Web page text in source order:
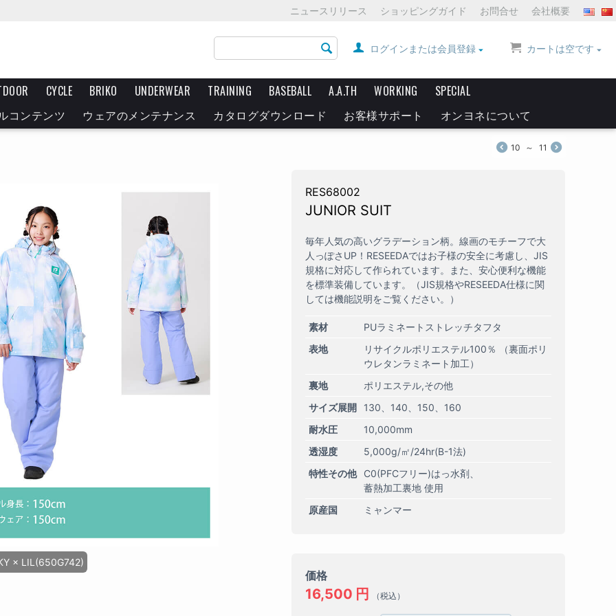
ニュースリリース ショッピングガイド お問合せ 会社概要
カートは空です
ログインまたは会員登録
CYCLE BRIKO UNDERWEAR TRAINING BASEBALL A.A.TH WORKING
SPECIAL
コンテンツ
ウェアのメンテナンス カタログダウンロード お客様サポート オンヨネについて
10 ～ 11
× LIL(650G742)
RES68002
JUNIOR SUIT
毎年人気の高いグラデーション柄。線画のモチーフで大
人っぽさUP！RESEEDAではお子様の安全に考慮し、JIS
規格に対応して作られています。また、安心便利な機能
を標準装備しています。（JIS規格やRESEEDA仕様に関
しては機能説明をご覧ください。）
素材
PUラミネートストレッチタフタ
表地
リサイクルポリエステル100％ （裏面ポリ
ウレタンラミネート加工）
裏地
ポリエステル,その他
サイズ展開
130 140 150
160
耐水圧
10,000mm
透湿度
5,000g/㎡/24hr(B-1法)
特性その他
C0(PFCフリー)はっ水剤
蓄熱加工裏地 使用
原産国
ミャンマー
価格
16,500 円 （税込）